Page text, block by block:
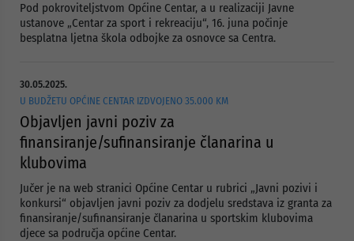
Pod pokroviteljstvom Općine Centar, a u realizaciji Javne
ustanove „Centar za sport i rekreaciju“, 16. juna počinje
besplatna ljetna škola odbojke za osnovce sa Centra.
30.05.2025.
U BUDŽETU OPĆINE CENTAR IZDVOJENO 35.000 KM
Objavljen javni poziv za
finansiranje/sufinansiranje članarina u
klubovima
Jučer je na web stranici Općine Centar u rubrici „Javni pozivi i
konkursi“ objavljen javni poziv za dodjelu sredstava iz granta za
finansiranje/sufinansiranje članarina u sportskim klubovima
djece sa područja općine Centar.